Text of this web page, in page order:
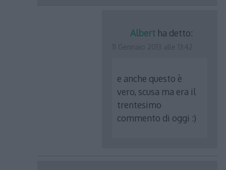
Albert ha detto:
e anche questo è
vero, scusa ma era il
trentesimo
commento di oggi :)